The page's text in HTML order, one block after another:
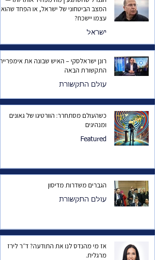
המצב הביטחוני של ישראל, או הפחד שהוא
עצמו יישכח?
ישראל
רונן ישראלסקי – האיש שבונה את
התקשורת הבאה
עולם התקשורת
כשהעולם מסתחרר: הוורטיגו של גאונים
ומנהיגים
Featured
הגברים משדרות מדיסון
עולם התקשורת
אז מי מהנדס לנו את התודעה? ד״ר לירז
מרגלית.